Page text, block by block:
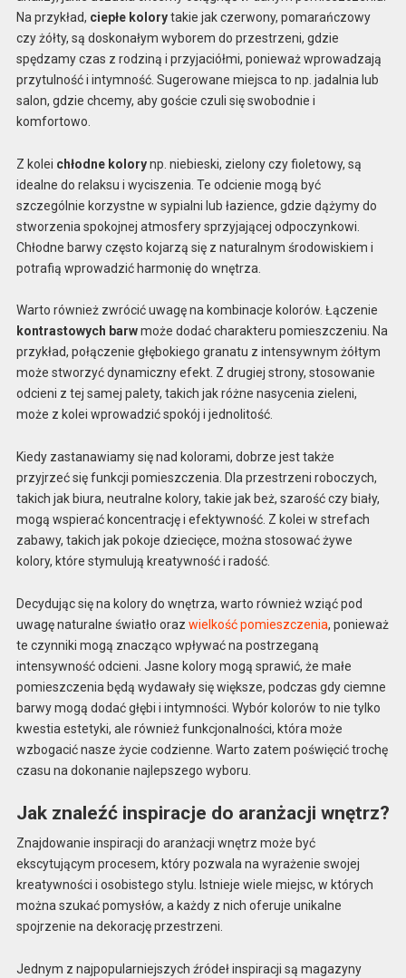
Na przykład, ciepłe kolorytakie jak czerwony, pomarańczowy
czy żółty, są doskonałym wyborem do przestrzeni, gdzie
spędzamy czas z rodziną i przyjaciółmi, ponieważ wprowadzają
przytulność i intymność. Sugerowane miejsca to np. jadalnia lub
salon, gdzie chcemy, aby goście czuli się swobodnie i
komfortowo.
Z kolei chłodne kolorynp. niebieski, zielony czy fioletowy, są
idealne do relaksu i wyciszenia. Te odcienie mogą być
szczególnie korzystne w sypialni lub łazience, gdzie dążymy do
stworzenia spokojnej atmosfery sprzyjającej odpoczynkowi.
Chłodne barwy często kojarzą się z naturalnym środowiskiem i
potrafią wprowadzić harmonię do wnętrza.
Warto również zwrócić uwagę na kombinacje kolorów. Łączenie
kontrastowych barwmoże dodać charakteru pomieszczeniu. Na
przykład, połączenie głębokiego granatu z intensywnym żółtym
może stworzyć dynamiczny efekt. Z drugiej strony, stosowanie
odcieni z tej samej palety, takich jak różne nasycenia zieleni,
może z kolei wprowadzić spokój i jednolitość.
Kiedy zastanawiamy się nad kolorami, dobrze jest także
przyjrzeć się funkcji pomieszczenia. Dla przestrzeni roboczych,
takich jak biura, neutralne kolory, takie jak beż, szarość czy biały,
mogą wspierać koncentrację i efektywność. Z kolei w strefach
zabawy, takich jak pokoje dziecięce, można stosować żywe
kolory, które stymulują kreatywność i radość.
Decydując się na kolory do wnętrza, warto również wziąć pod
uwagę naturalne światło oraz wielkość pomieszczenia, ponieważ
te czynniki mogą znacząco wpływać na postrzeganą
intensywność odcieni. Jasne kolory mogą sprawić, że małe
pomieszczenia będą wydawały się większe, podczas gdy ciemne
barwy mogą dodać głębi i intymności. Wybór kolorów to nie tylko
kwestia estetyki, ale również funkcjonalności, która może
wzbogacić nasze życie codzienne. Warto zatem poświęcić trochę
czasu na dokonanie najlepszego wyboru.
Jak znaleźć inspiracje do aranżacji wnętrz?
Znajdowanie inspiracji do aranżacji wnętrz może być
ekscytującym procesem, który pozwala na wyrażenie swojej
kreatywności i osobistego stylu. Istnieje wiele miejsc, w których
można szukać pomysłów, a każdy z nich oferuje unikalne
spojrzenie na dekorację przestrzeni.
Jednym z najpopularniejszych źródeł inspiracji są magazyny